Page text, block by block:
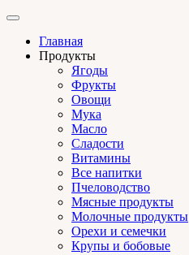
Главная
Продукты
Ягоды
Фрукты
Овощи
Мука
Масло
Сладости
Витамины
Все напитки
Пчеловодство
Мясные продукты
Молочные продукты
Орехи и семечки
Крупы и бобовые